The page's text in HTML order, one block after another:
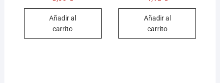
Añadir al
carrito
Añadir al
carrito